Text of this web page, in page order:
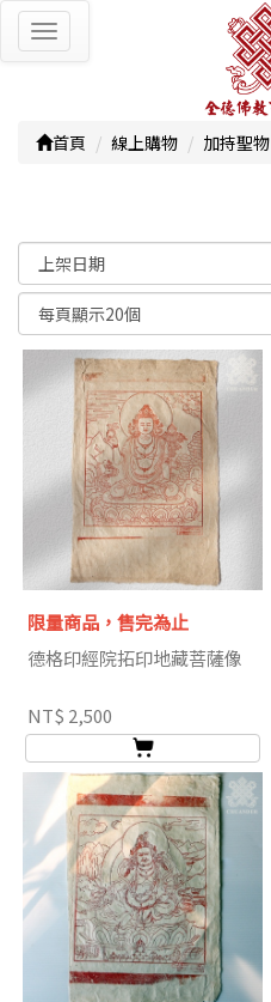
Toggle
navigation
首頁 線上購物 加持聖物
顯示篩選條件
限量商品，售完為止
德格印經院拓印地藏菩薩像
NT$ 2,500